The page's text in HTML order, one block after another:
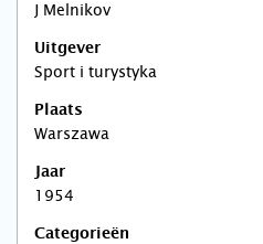
J Melnikov
Uitgever
Sport i turystyka
Plaats
Warszawa
Jaar
1954
Categorieën